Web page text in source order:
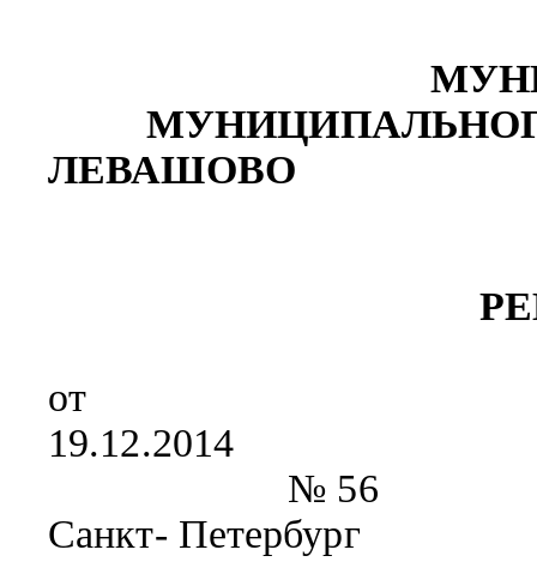
МУНИЦИПАЛЬНОГО
ЛЕВАШОВО
от
19.12.2014
№ 56
Санкт- Петербург